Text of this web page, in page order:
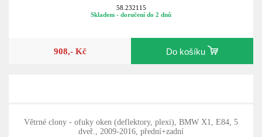
58.232115
Skladem - doručení do 2 dnů
908,- Kč Do košíku
Větrné clony - ofuky oken (deflektory, plexi), BMW X1, E84, 5
dveř., 2009-2016, přední+zadní